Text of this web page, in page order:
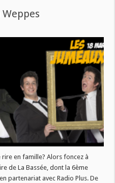
en famille? Alors foncez à
de La Bassée, dont la 6ème
partenariat avec Radio Plus. De